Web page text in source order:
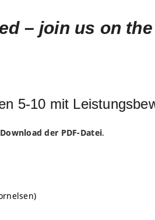
– join us on
5-10 mit
der PDF-Datei.